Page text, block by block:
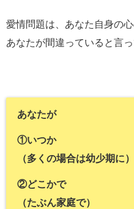
愛情問題は、あなた自身の
あなたが間違っていると言
あなたが
①いつか
（多くの場合は幼少期に）
②どこかで
（たぶん家庭で）